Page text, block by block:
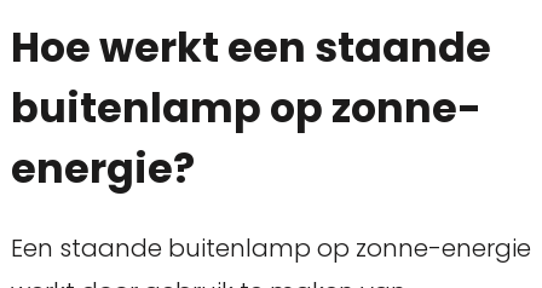
Hoe werkt een staande
buitenlamp op zonne-
energie?
Een staande buitenlamp op zonne-energie